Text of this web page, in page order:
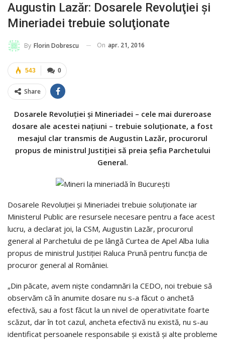
Augustin Lazăr: Dosarele Revoluţiei şi
Mineriadei trebuie soluţionate
By Florin Dobrescu On apr. 21, 2016
0
543
Share
Dosarele Revoluţiei şi Mineriadei – cele mai dureroase
dosare ale acestei naţiuni – trebuie soluţionate, a fost
mesajul clar transmis de Augustin Lazăr, procurorul
propus de ministrul Justiţiei să preia şefia Parchetului
General.
Dosarele Revoluţiei şi Mineriadei trebuie soluţionate iar
Ministerul Public are resursele necesare pentru a face acest
lucru, a declarat joi, la CSM, Augustin Lazăr, procurorul
general al Parchetului de pe lângă Curtea de Apel Alba Iulia
propus de ministrul Justiţiei Raluca Prună pentru funcţia de
procuror general al României.
„Din păcate, avem nişte condamnări la CEDO, noi trebuie să
observăm că în anumite dosare nu s-a făcut o anchetă
efectivă, sau a fost făcut la un nivel de operativitate foarte
scăzut, dar în tot cazul, ancheta efectivă nu există, nu s-au
identificat persoanele responsabile şi există şi alte probleme